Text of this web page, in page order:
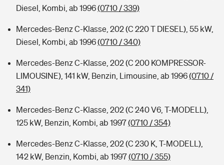
Diesel, Kombi, ab 1996(0710 / 339)
Mercedes-Benz C-Klasse, 202 (C 220 T DIESEL), 55 kW,
Diesel, Kombi, ab 1996(0710 / 340)
Mercedes-Benz C-Klasse, 202 (C 200 KOMPRESSOR-
LIMOUSINE), 141 kW, Benzin, Limousine, ab 1996(0710 /
341)
Mercedes-Benz C-Klasse, 202 (C 240 V6, T-MODELL),
125 kW, Benzin, Kombi, ab 1997(0710 / 354)
Mercedes-Benz C-Klasse, 202 (C 230 K, T-MODELL),
142 kW, Benzin, Kombi, ab 1997(0710 / 355)